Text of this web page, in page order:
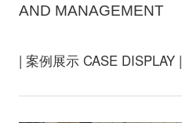
AND MANAGEMENT
| 案例展示 CASE DISPLAY |